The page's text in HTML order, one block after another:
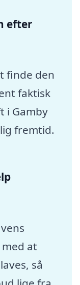
efter
finde den
faktisk
i Gamby
fremtid.
at
så